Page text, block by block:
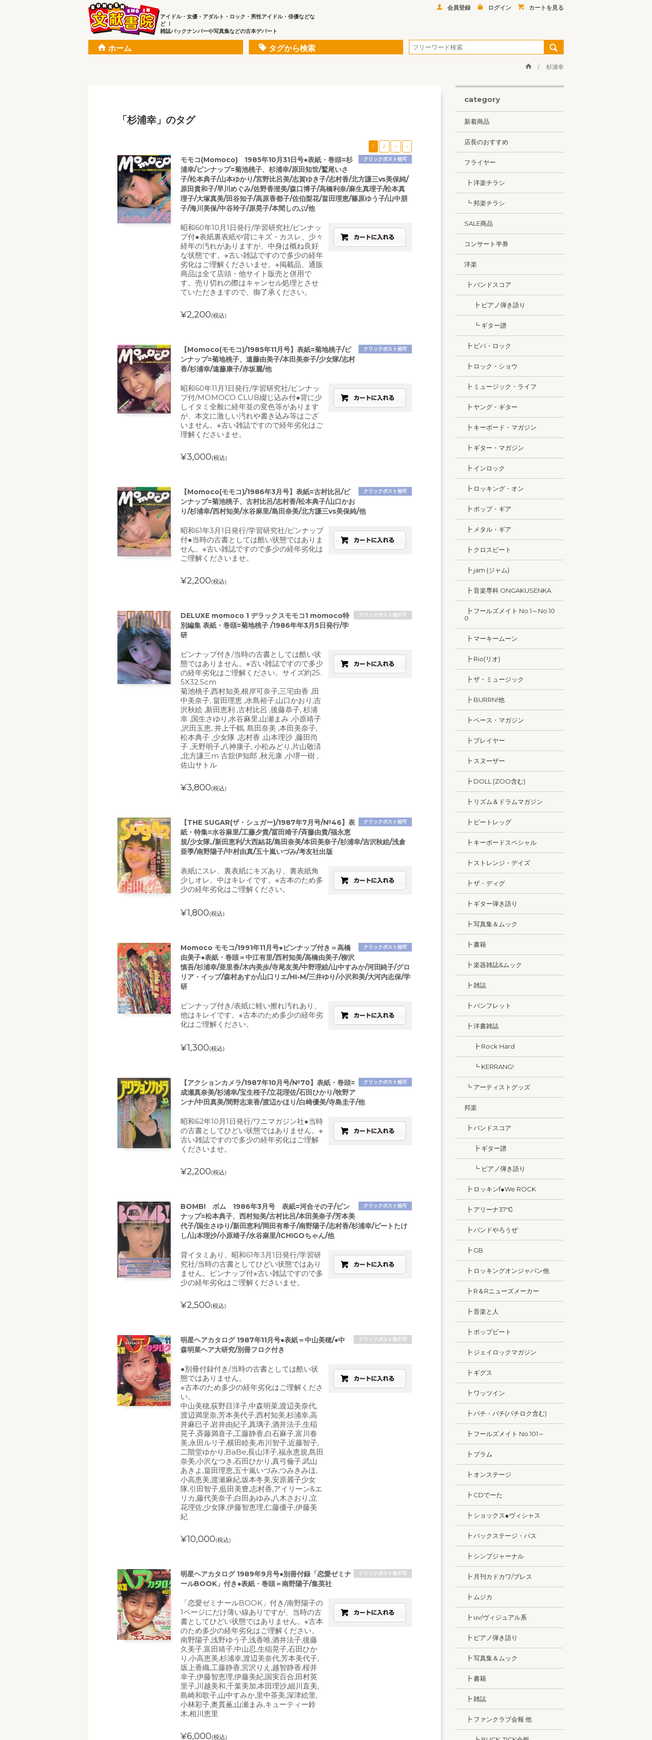
アイドル・女優・アダルト・ロック・男性アイドル・俳優などな
ど ！
雑誌バックナンバーや写真集などの古本デパート
会員登録 ログイン カートを見る
ホーム タグから検索
杉浦幸
「杉浦幸」のタグ
1 2 > »
クリックポスト他可
モモコ(Momoco) 1985年10月31日号●表紙・巻頭=杉
浦幸/ピンナップ=菊池桃子、杉浦幸/原田知世/鷲尾いさ
子/松本典子/山本ゆかり/宮野比呂美/志賀ゆき子/志村香/北方謙三vs美保純/
原田貴和子/早川めぐみ/佐野香澄美/森口博子/高橋利奈/麻生真理子/松本真
理子/大塚真美/田谷知子/高原香都子/佐伯梨花/畠田理恵/篠原ゆう子/山中朋
子/海川美保/中谷玲子/原晃子/本間しのぶ/他
昭和60年10月1日発行/学習研究社/ピンナッ
プ付●表紙裏表紙や背にキズ・カスレ、少々
経年の汚れがありますが、中身は概ね良好
な状態です。※古い雑誌ですので多少の経年
劣化はご理解くださいませ。※掲載品、通販
商品は全て店頭・他サイト販売と併用で
す。売り切れの際はキャンセル処理とさせ
ていただきますので、御了承ください。
¥2,200(税込)
クリックポスト他可
【Momoco(モモコ)/1985年11月号】表紙=菊地桃子/ピ
ンナップ=菊地桃子、遠藤由美子/本田美奈子/少女隊/志村
香/杉浦幸/遠藤康子/赤坂麗/他
昭和60年11月1日発行/学習研究社/ピンナッ
プ付/MOMOCO CLUB綴じ込み付●背に少
しイタミ全般に経年並の変色等があります
が、本文に激しい汚れや書き込み等はござ
いません。※古い雑誌ですので経年劣化はご
理解くださいませ。
¥3,000(税込)
クリックポスト他可
【Momoco(モモコ)/1986年3月号】表紙=古村比呂/ピ
ンナップ=菊池桃子、古村比呂/志村香/松本典子/山口かお
り/杉浦幸/西村知美/水谷麻里/島田奈美/北方謙三vs美保純/他
昭和61年3月1日発行/学習研究社/ピンナップ
付●当時の古書としては酷い状態ではありま
せん。※古い雑誌ですので多少の経年劣化は
ご理解くださいませ。
¥2,200(税込)
クリックポスト他不可
DELUXE momoco 1 デラックスモモコ1 momoco特
別編集 表紙・巻頭=菊地桃子 /1986年年3月5日発行/学
研
ピンナップ付き/当時の古書としては酷い状
態ではありません。※古い雑誌ですので多少
の経年劣化はご理解ください。サイズ約25.
5X32.5cm
菊池桃子,西村知美,根岸可奈子,三宅由香 ,田
中美奈子, 畠田理恵 ,水島裕子,山口かおり,吉
沢秋絵 ,新田恵利 ,古村比呂 ,後藤恭子, 杉浦
幸 ,国生さゆり,水谷麻里,山瀬まみ ,小原靖子
,沢田玉恵, 井上千鶴, 島田奈美 ,本田美奈子,
松本典子 ,少女隊 ,志村香 ,山本理沙 ,藤田尚
子 ,天野明子,八神康子, 小松みどり,片山敬済
,北方謙三m 古舘伊知郎 ,秋元康 ,小堺一樹 ,
佐山サトル
¥3,800(税込)
クリックポスト他可
【THE SUGAR(ザ・シュガー)/1987年7月号/№46】表
紙・特集=水谷麻里/工藤夕貴/冨田靖子/斉藤由貴/福永恵
規/少女隊,/新田恵利/大西結花/島田奈美/本田美奈子/杉浦幸/吉沢秋絵/浅倉
亜季/南野陽子/中村由真/五十嵐いづみ/考友社出版
表紙にスレ、裏表紙にキズあり、裏表紙角
少しオレ、中はキレイです。※古本のため多
少の経年劣化はご理解ください。
¥1,800(税込)
クリックポスト他可
Momoco モモコ/1991年11月号●ピンナップ付き＝高橋
由美子●表紙・巻頭＝中江有里/西村知美/高橋由美子/柳沢
慎吾/杉浦幸/亜里香/木内美歩/寺尾友美/中野理絵/山中すみか/河田純子/グロ
リア・イップ/森村あすか/山口リエ/HI-M/三井ゆり/小沢和美/大河内志保/学
研
ピンナップ付き/表紙に軽い擦れ汚れあり、
他はキレイです。※古本のため多少の経年劣
化はご理解ください。
¥1,300(税込)
クリックポスト他可
【アクションカメラ/1987年10月号/№70】表紙・巻頭=
成瀬真奈美/杉浦幸/宝生桜子/立花理佐/石田ひかり/牧野ア
ンナ/中田真美/間野志束香/渡辺かほり/白崎優美/寺島圭子/他
昭和62年10月1日発行/ワニマガジン社●当時
の古書としてひどい状態ではありません。※
古い雑誌ですので多少の経年劣化はご理解
くださいませ。
¥2,200(税込)
クリックポスト他可
BOMB! ボム 1986年3月号 表紙=河合その子/ピン
ナップ=松本典子、西村知美/古村比呂/本田美奈子/芳本美
代子/国生さゆり/新田恵利/岡田有希子/南野陽子/志村香/杉浦幸/ビートたけ
し/山本理沙/小原靖子/水谷麻里/ICHIGOちゃん/他
背イタミあり。昭和61年3月1日発行/学習研
究社/当時の古書としてひどい状態ではあり
ません。ピンナップ付※古い雑誌ですので多
少の経年劣化はご理解くださいませ。
¥2,500(税込)
クリックポスト他不可
明星ヘアカタログ 1987年11月号●表紙＝中山美穂/●中
森明菜ヘア大研究/別冊フロク付き
●別冊付録付き/当時の古書としては酷い状
態ではありません。
※古本のため多少の経年劣化はご理解くださ
い。
中山美穂,荻野目洋子,中森明菜,渡辺美奈代,
渡辺満里奈,芳本美代子,西村知美,杉浦幸,高
井麻巳子,岩井由紀子,真璃子,酒井法子,生稲
晃子,斉藤満喜子,工藤静香,白石麻子,富川春
美,永田ルリ子,横田睦美,布川智子,近藤智子,
二階堂ゆかり,BaBe,長山洋子,福永恵規,島田
奈美,小沢なつき,石田ひかり,真弓倫子,武山
あきよ,畠田理恵,五十嵐いづみ,つみきみほ,
小高恵美,渡瀬麻紀,坂本冬美,安原麗子少女
隊,引田智子,藍田美豊,志村香,アイリーン&エ
リカ,藤代美奈子,白田あゆみ,八木さおり,立
花理佐,少女隊,伊藤智恵理,仁藤優子,伊藤美
紀
¥10,000(税込)
クリックポスト他不可
明星ヘアカタログ 1989年9月号●別冊付録「恋愛ゼミナ
ールBOOK」付き●表紙・巻頭＝南野陽子/集英社
「恋愛ゼミナールBOOK」付き/南野陽子の
1ページにだけ薄い線ありですが、当時の古
書としてひどい状態ではありません。※古本
のため多少の経年劣化はご理解ください。
南野陽子,浅野ゆう子,浅香唯,酒井法子,後藤
久美子,富田靖子,中山忍,生稲晃子,石田ひか
り,小高恵美,杉浦幸,渡辺美奈代,芳本美代子,
坂上香織,工藤静香,宮沢りえ,越智静香,桜井
幸子,伊藤智恵理,伊藤美紀,国実百合,田村英
里子,川越美和,千葉美加,本田理沙,細川直美,
島崎和歌子,山中すみか,里中茶美,深津絵里,
小林彩子,奥貫薫,山瀬まみ,キューティー鈴
木,相川恵里
¥6,000(税込)
category
新着商品
店長のおすすめ
フライヤー
┣ 洋楽チラシ
┗ 邦楽チラシ
SALE商品
コンサート半券
洋楽
┣ バンドスコア
┣ ピアノ弾き語り
┗ ギター譜
┣ ビバ・ロック
┣ ロック・ショウ
┣ ミュージック・ライフ
┣ ヤング・ギター
┣ キーボード・マガジン
┣ ギター・マガジン
┣ インロック
┣ ロッキング・オン
┣ ポップ・ギア
┣ メタル・ギア
┣ クロスビート
┣ jam (ジャム)
┣ 音楽専科 ONGAKUSENKA
┣ フールズメイト No.1～No.10
0
┣ マーキームーン
┣ Rio(リオ)
┣ ザ・ミュージック
┣ BURRN!他
┣ ベース・マガジン
┣ プレイヤー
┣ スヌーザー
┣ DOLL (ZOO含む)
┣ リズム＆ドラムマガジン
┣ ビートレッグ
┣ キーボードスペシャル
┣ ストレンジ・デイズ
┣ ザ・ディグ
┣ ギター弾き語り
┣ 写真集＆ムック
┣ 書籍
┣ 楽器雑誌&ムック
┣ 雑誌
┣ パンフレット
┣ 洋書雑誌
┣ Rock Hard
┗ KERRANG!
┗ アーティストグッズ
邦楽
┣ バンドスコア
┣ ギター譜
┗ ピアノ弾き語り
┣ ロッキンf●We ROCK
┣ アリーナ37℃
┣ バンドやろうぜ
┣ GB
┣ ロッキングオンジャパン他
┣ R＆Rニューズメーカー
┣ 音楽と人
┣ ポップビート
┣ ジェイロックマガジン
┣ ギグス
┣ ワッツイン
┣ パチ・パチ(パチロク含む)
┣ フールズメイト No.101～
┣ プラム
┣ オンステージ
┣ CDでーた
┣ ショックス●ヴィシャス
┣ バックステージ・パス
┣ シンプジャーナル
┣ 月刊カドカワ/ブレス
┣ ムジカ
┣ uv/ヴィジュアル系
┣ ピアノ弾き語り
┣ 写真集＆ムック
┣ 書籍
┣ 雑誌
┣ ファンクラブ会報 他